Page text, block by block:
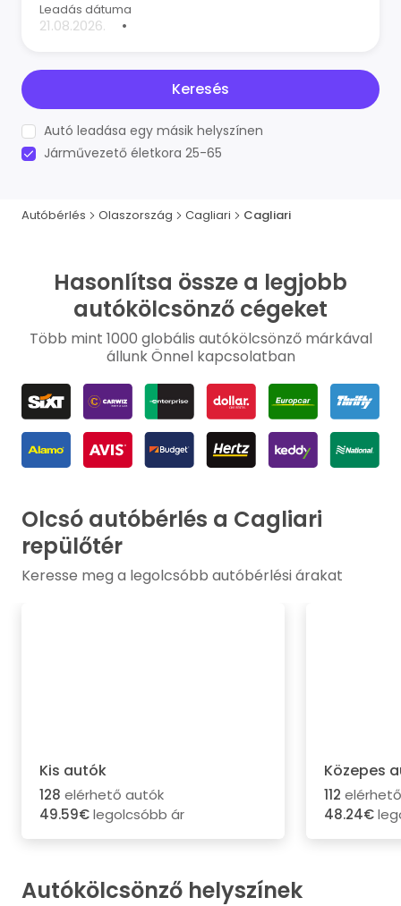
Leadás dátuma
•
Keresés
Autó leadása egy másik helyszínen
Járművezető életkora 25-65
Autóbérlés Olaszország Cagliari Cagliari
Hasonlítsa össze a legjobb
autókölcsönző cégeket
Több mint 1000 globális autókölcsönző márkával
állunk Önnel kapcsolatban
Olcsó autóbérlés a Cagliari
repülőtér
Keresse meg a legolcsóbb autóbérlési árakat
Kis autók
128 elérhető autók
49.59€legolcsóbb ár
Közepes
112
48.24€
Autókölcsönző helyszínek